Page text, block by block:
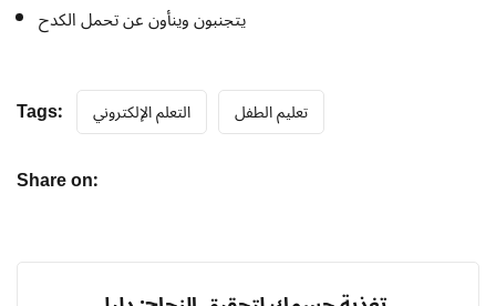
يتجنبون وينأون عن تحمل الكدح
Tags: التعلم الإلكتروني تعليم الطفل
Share on: